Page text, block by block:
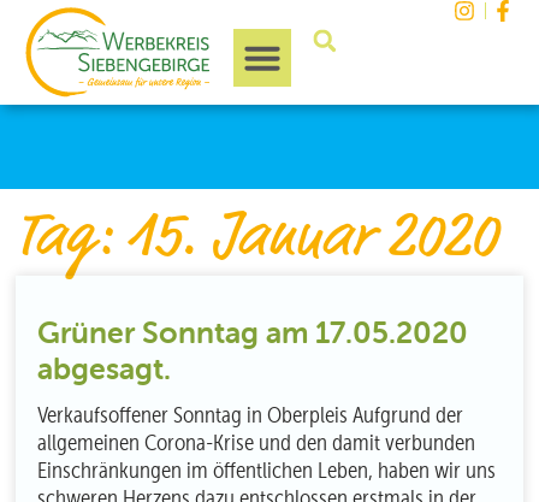
Tag: 15. Januar 2020
Grüner Sonntag am 17.05.2020
abgesagt.
Verkaufsoffener Sonntag in Oberpleis Aufgrund der
allgemeinen Corona-Krise und den damit verbunden
Einschränkungen im öffentlichen Leben, haben wir uns